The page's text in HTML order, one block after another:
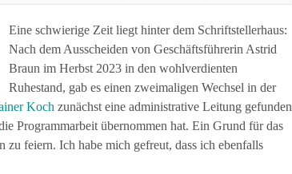
Eine schwierige Zeit liegt hinter dem Schriftstellerhaus:
Nach dem Ausscheiden von Geschäftsführerin Astrid
Braun im Herbst 2023 in den wohlverdienten
Ruhestand, gab es einen zweimaligen Wechsel in der
Koch zunächst eine administrative Leitung gefunden
Programmarbeit übernommen hat. Ein Grund für das
zu feiern. Ich habe mich gefreut, dass ich ebenfalls